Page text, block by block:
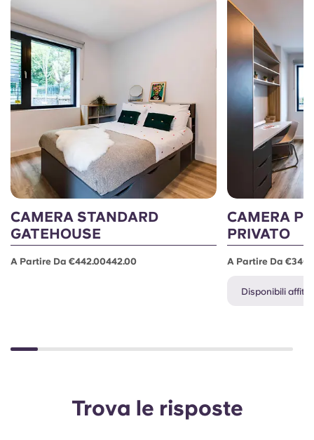
CAMERA STANDARD
GATEHOUSE
A Partire Da €442.00442.00
CAMERA
PRIVATO
A Partire Da
Disponibili affitti
Trova le risposte